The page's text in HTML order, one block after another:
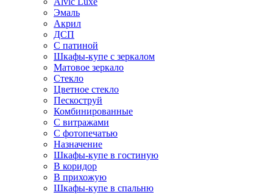
Эмаль
Акрил
ДСП
С патиной
Шкафы-купе с зеркалом
Матовое зеркало
Стекло
Цветное стекло
Пескоструй
Комбинированные
С витражами
С фотопечатью
Назначение
Шкафы-купе в гостиную
В коридор
В прихожую
Шкафы-купе в спальню